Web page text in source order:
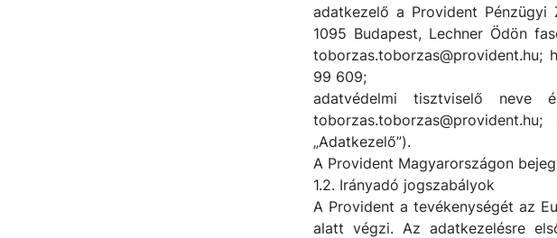
adatkezelő a Provident Pénzügyi
1095 Budapest, Lechner Ödön
toborzas.toborzas@provident.hu;
99 609;
adatvédelmi tisztviselő neve
„Adatkezelő”).
A Provident Magyarországon
1.2. Irányadó jogszabályok
A Provident a tevékenységét az
alatt végzi. Az adatkezelésre